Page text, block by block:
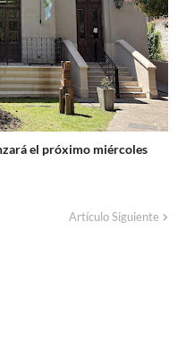
el próximo miércoles
Artículo Siguiente